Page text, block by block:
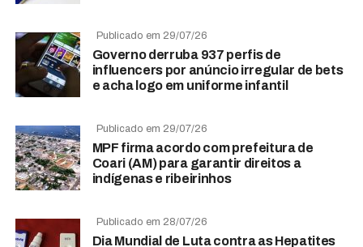
Publicado em 29/07/26
Governo derruba 937 perfis de
influencers por anúncio irregular de bets
e acha logo em uniforme infantil
Publicado em 29/07/26
MPF firma acordo com prefeitura de
Coari (AM) para garantir direitos a
indígenas e ribeirinhos
Publicado em 28/07/26
Dia Mundial de Luta contra as Hepatites